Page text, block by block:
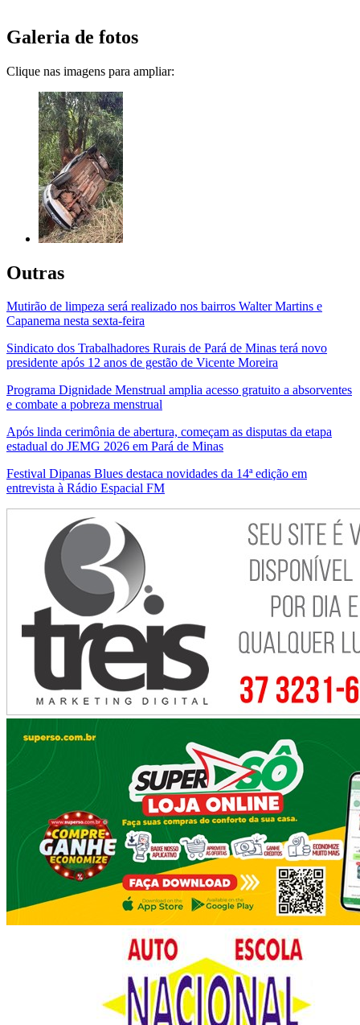
Galeria de fotos
Clique nas imagens para ampliar:
Outras
Mutirão de limpeza será realizado nos bairros Walter Martins e
Capanema nesta sexta-feira
Sindicato dos Trabalhadores Rurais de Pará de Minas terá novo
presidente após 12 anos de gestão de Vicente Moreira
Programa Dignidade Menstrual amplia acesso gratuito a absorventes
e combate a pobreza menstrual
Após linda cerimônia de abertura, começam as disputas da etapa
estadual do JEMG 2026 em Pará de Minas
Festival Dipanas Blues destaca novidades da 14ª edição em
entrevista à Rádio Espacial FM